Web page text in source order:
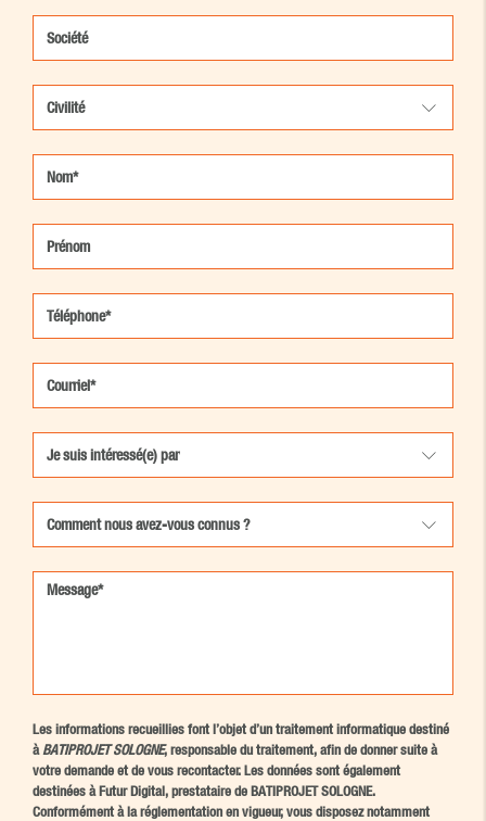
Les informations recueillies font l’objet d’un traitement informatique destiné
àBATIPROJET SOLOGNE, responsable du traitement, afin de donner suite à
votre demande et de vous recontacter. Les données sont également
destinées à Futur Digital, prestataire de BATIPROJET SOLOGNE.
Conformément à la réglementation en vigueur, vous disposez notamment